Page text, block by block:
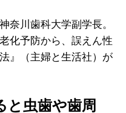
奈川歯科大学副学長。
化予防から、誤えん性
』（主婦と生活社）が
と虫歯や歯周